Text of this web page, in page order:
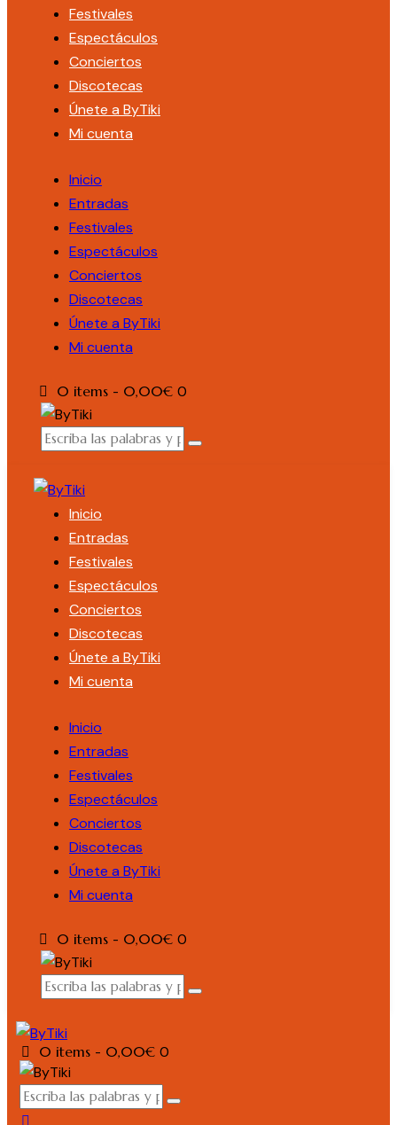
Festivales
Espectáculos
Conciertos
Discotecas
Únete a ByTiki
Mi cuenta
Inicio
Entradas
Festivales
Espectáculos
Conciertos
Discotecas
Únete a ByTiki
Mi cuenta
0 items - 0,00€ 0
Inicio
Entradas
Festivales
Espectáculos
Conciertos
Discotecas
Únete a ByTiki
Mi cuenta
Inicio
Entradas
Festivales
Espectáculos
Conciertos
Discotecas
Únete a ByTiki
Mi cuenta
0 items - 0,00€ 0
0 items - 0,00€ 0